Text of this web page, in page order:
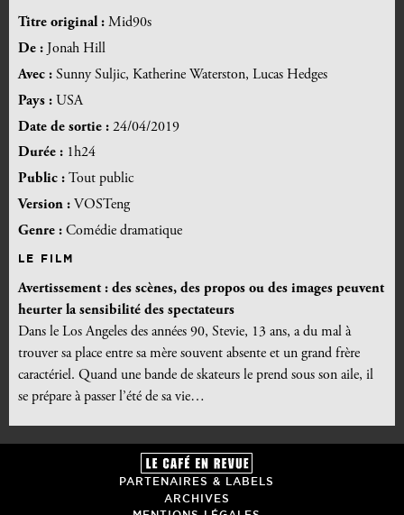
Titre original : Mid90s
De : Jonah Hill
Avec : Sunny Suljic, Katherine Waterston, Lucas Hedges
Pays : USA
Date de sortie : 24/04/2019
Durée : 1h24
Public : Tout public
Version : VOSTeng
Genre : Comédie dramatique
LE FILM
Avertissement : des scènes, des propos ou des images peuvent
heurter la sensibilité des spectateurs
Dans le Los Angeles des années 90, Stevie, 13 ans, a du mal à
trouver sa place entre sa mère souvent absente et un grand frère
caractériel. Quand une bande de skateurs le prend sous son aile, il
se prépare à passer l’été de sa vie…
PARTENAIRES & LABELS
ARCHIVES